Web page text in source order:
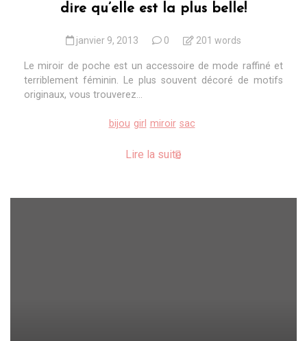
dire qu’elle est la plus belle!
janvier 9, 2013 0 201 words
Le miroir de poche est un accessoire de mode raffiné et
terriblement féminin. Le plus souvent décoré de motifs
originaux, vous trouverez...
bijou girl miroir sac
Lire la suite